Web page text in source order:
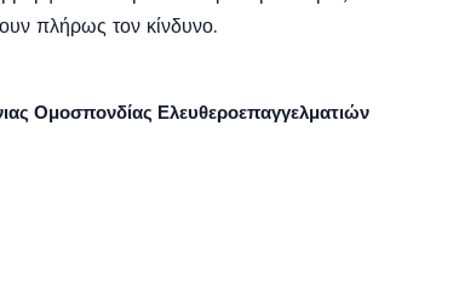
πλήρως τον κίνδυνο.
Ομοσπονδίας Ελευθεροεπαγγελματιών